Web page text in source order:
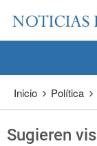
Pase a
Inicio Política
Sugieren